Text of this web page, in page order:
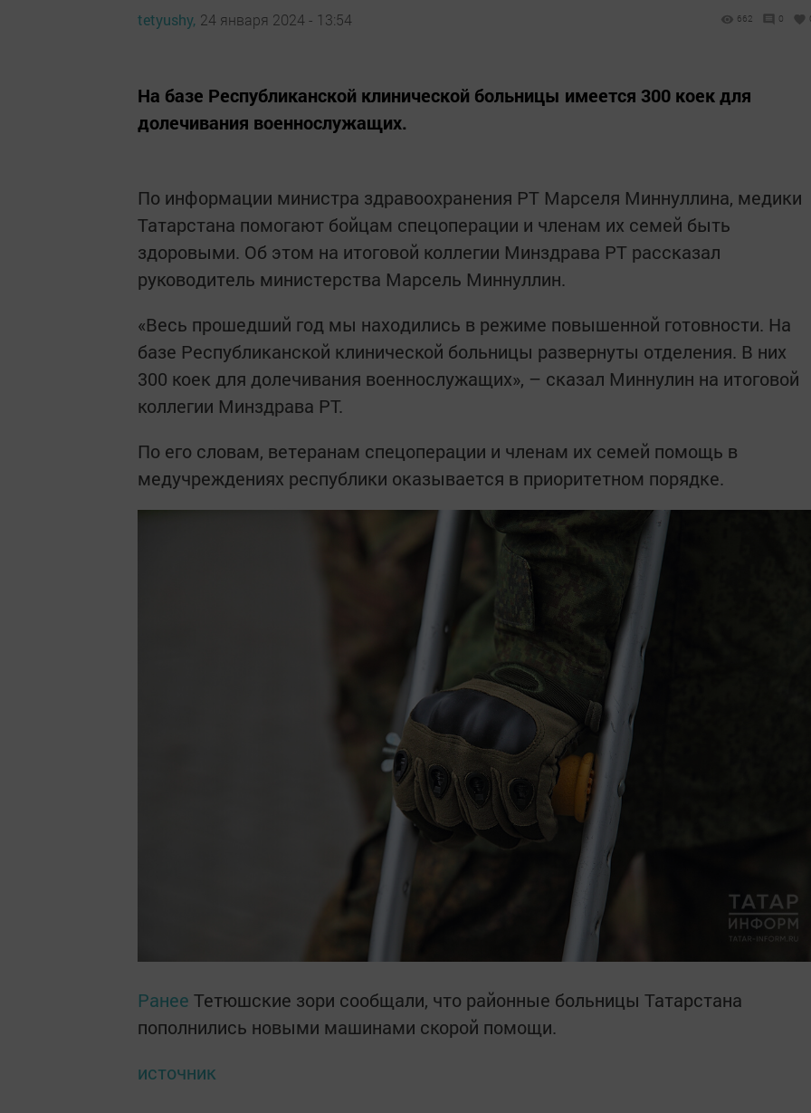
tetyushy, 24 января 2024 - 13:54 662 0
На базе Республиканской клинической больницы имеется 300 коек для
долечивания военнослужащих.
По информации министра здравоохранения РТ Марселя Миннуллина, медики
Татарстана помогают бойцам спецоперации и членам их семей быть
здоровыми. Об этом на итоговой коллегии Минздрава РТ рассказал
руководитель министерства Марсель Миннуллин.
«Весь прошедший год мы находились в режиме повышенной готовности. На
базе Республиканской клинической больницы развернуты отделения. В них
300 коек для долечивания военнослужащих», – сказал Миннулин на итоговой
коллегии Минздрава РТ.
По его словам, ветеранам спецоперации и членам их семей помощь в
медучреждениях республики оказывается в приоритетном порядке.
Ранее Тетюшские зори сообщали, что районные больницы Татарстана
пополнились новыми машинами скорой помощи.
источник